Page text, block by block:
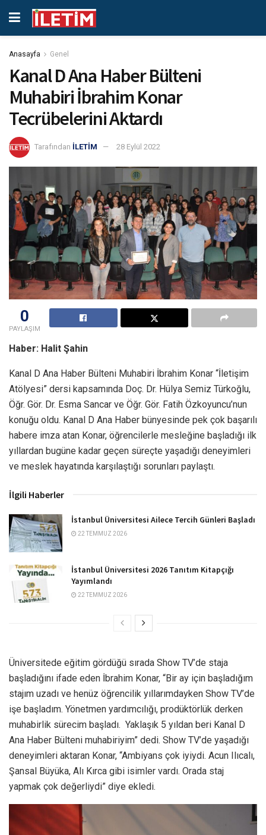
Anasayfa Genel
Kanal D Ana Haber Bülteni
Muhabiri İbrahim Konar
Tecrübelerini Aktardı
Tarafından İLETİM 28 Eylül 2022
0
PAYLAŞIM
Haber: Halit Şahin
Kanal D Ana Haber Bülteni Muhabiri İbrahim Konar “İletişim
Atölyesi” dersi kapsamında Doç. Dr. Hülya Semiz Türkoğlu,
Öğr. Gör. Dr. Esma Sancar ve Öğr. Gör. Fatih Özkoyuncu’nun
konuğu oldu. Kanal D Ana Haber bünyesinde pek çok başarılı
habere imza atan Konar, öğrencilerle mesleğine başladığı ilk
yıllardan bugüne kadar geçen süreçte yaşadığı deneyimleri
ve meslek hayatında karşılaştığı sorunları paylaştı.
İlgili Haberler
İstanbul Üniversitesi Ailece Tercih Günleri Başladı
22 TEMMUZ 2026
İstanbul Üniversitesi 2026 Tanıtım Kitapçığı
Yayımlandı
22 TEMMUZ 2026
Üniversitede eğitim gördüğü sırada Show TV’de staja
başladığını ifade eden İbrahim Konar, “Bir ay için başladığım
stajım uzadı ve henüz öğrencilik yıllarımdayken Show TV’de
işe başladım. Yönetmen yardımcılığı, prodüktörlük derken
muhabirlik sürecim başladı. Yaklaşık 5 yıldan beri Kanal D
Ana Haber Bülteni muhabiriyim” dedi. Show TV’de yaşadığı
deneyimleri aktaran Konar, “Ambiyans çok iyiydi. Acun Ilıcalı,
Şansal Büyüka, Alı Kırca gibi isimler vardı. Orada staj
yapmak çok değerliydi” diye ekledi.